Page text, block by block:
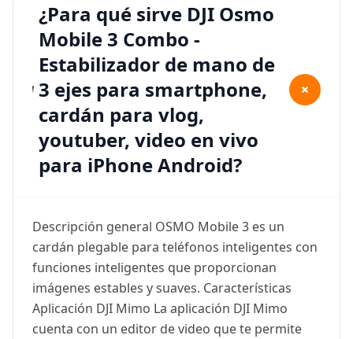
¿Para qué sirve DJI Osmo
Mobile 3 Combo -
Estabilizador de mano de
3 ejes para smartphone,
cardán para vlog,
youtuber, video en vivo
para iPhone Android?
+
Descripción general OSMO Mobile 3 es un
cardán plegable para teléfonos inteligentes con
funciones inteligentes que proporcionan
imágenes estables y suaves. Características
Aplicación DJI Mimo La aplicación DJI Mimo
cuenta con un editor de video que te permite